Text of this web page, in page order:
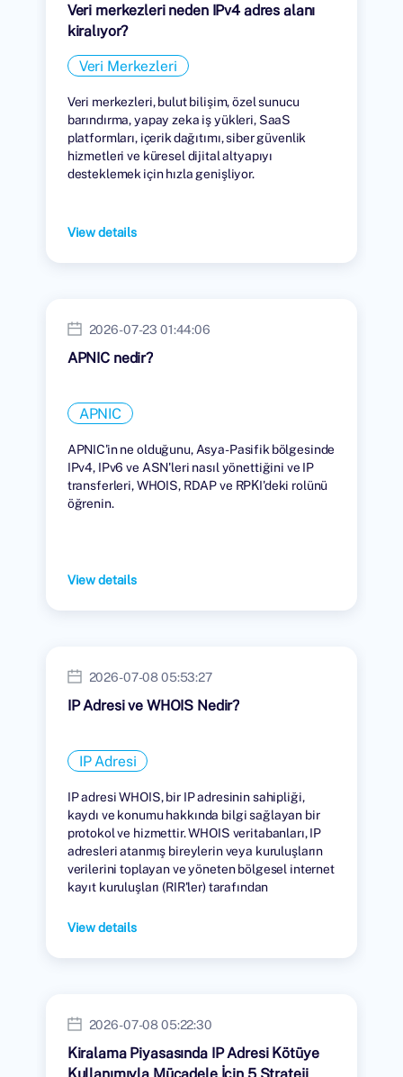
Veri merkezleri neden IPv4 adres alanı
kiralıyor?
Veri Merkezleri
Veri merkezleri, bulut bilişim, özel sunucu
barındırma, yapay zeka iş yükleri, SaaS
platformları, içerik dağıtımı, siber güvenlik
hizmetleri ve küresel dijital altyapıyı
desteklemek için hızla genişliyor.
View details
2026-07-23 01:44:06
APNIC nedir?
APNIC
APNIC'in ne olduğunu, Asya-Pasifik bölgesinde
IPv4, IPv6 ve ASN'leri nasıl yönettiğini ve IP
transferleri, WHOIS, RDAP ve RPKI'deki rolünü
öğrenin.
View details
2026-07-08 05:53:27
IP Adresi ve WHOIS Nedir?
IP Adresi
IP adresi WHOIS, bir IP adresinin sahipliği,
kaydı ve konumu hakkında bilgi sağlayan bir
protokol ve hizmettir. WHOIS veritabanları, IP
adresleri atanmış bireylerin veya kuruluşların
verilerini toplayan ve yöneten bölgesel internet
kayıt kuruluşları (RIR'ler) tarafından
View details
2026-07-08 05:22:30
Kiralama Piyasasında IP Adresi Kötüye